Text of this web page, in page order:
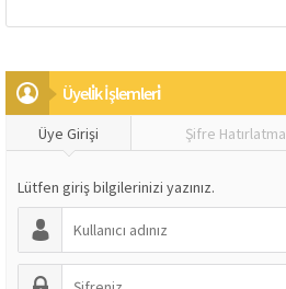
Üyeli̇k İşlemleri̇
Üye Girişi Şifre Hatırlatma
Lütfen giriş bilgilerinizi yazınız.